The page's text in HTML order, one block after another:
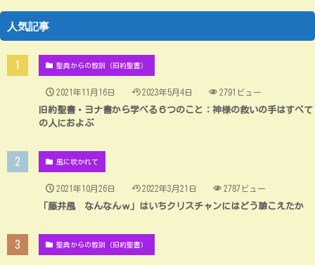
人気記事
聖典からの教訓（旧約聖書）
2021年11月16日 2023年5月4日 2791ビュー
旧約聖書・ヨナ書から学べる６つのこと：神様の救いの手はすべて
の人におよぶ
風に吹かれて
2021年10月26日 2022年3月21日 2787ビュー
「藤井風 なんなんｗ」はいちクリスチャンにはどう聴こえたか
聖典からの教訓（旧約聖書）